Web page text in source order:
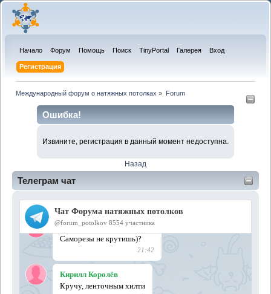
Начало Форум Помощь Поиск TinyPortal Галерея Вход
Регистрация
Международный форум о натяжных потолках » Forum
Телеграм чат
Ошибка!
Извините, регистрация в данный момент недоступна.
Назад